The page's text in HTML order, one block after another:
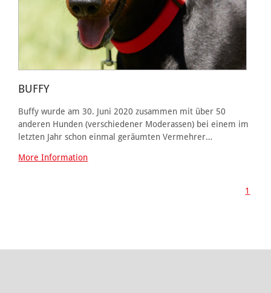
BUFFY
Buffy wurde am 30. Juni 2020 zusammen mit über 50
anderen Hunden (verschiedener Moderassen) bei einem im
letzten Jahr schon einmal geräumten Vermehrer…
More Information
1